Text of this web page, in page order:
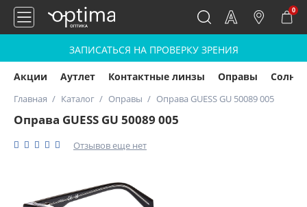
0
ЗАПИСАТЬСЯ НА ПРОВЕРКУ ЗРЕНИЯ
Акции Аутлет Контактные линзы Оправы
Главная Каталог Оправы Оправа GUESS GU 50089 005
Оправа GUESS GU 50089 005
Отзывов еще нет